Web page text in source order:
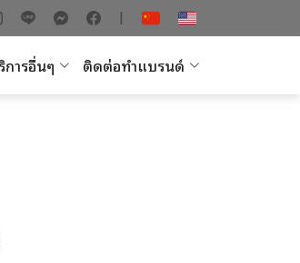
|
การอื่นๆ ติดต่อทำแบรนด์